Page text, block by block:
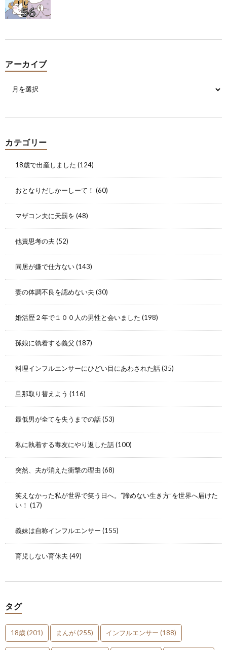
アーカイブ
カテゴリー
18歳で出産しました (124)
おとなりだしかーしーて！ (60)
マザコン夫に天罰を (48)
他責思考の夫 (52)
同居が嫌で仕方ない(143)
妻の体調不良を認めない夫 (30)
婚活歴２年で１００人の男性と会いました (198)
孫娘に執着する義父 (187)
料理インフルエンサーにひどい目にあわされた話(35)
旦那取り替えよう (116)
最低男が全てを失うまでの話(53)
私に執着する毒友にやり返した話(100)
突然、夫が消えた衝撃の理由 (68)
笑えなかった私が世界で笑う日へ。”諦めない生き方”を世界へ届けた
い！ (17)
義妹は自称インフルエンサー (155)
育児しない育休夫 (49)
タグ
18歳(201) まんが(255) インフルエンサー (188)